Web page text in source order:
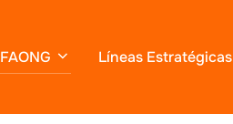
FAONG Líneas Estratégicas